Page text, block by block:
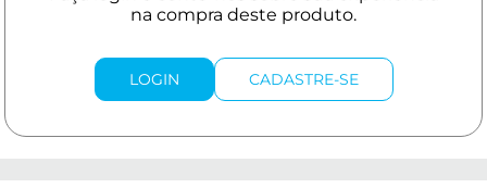
LOGIN CADASTRE-SE